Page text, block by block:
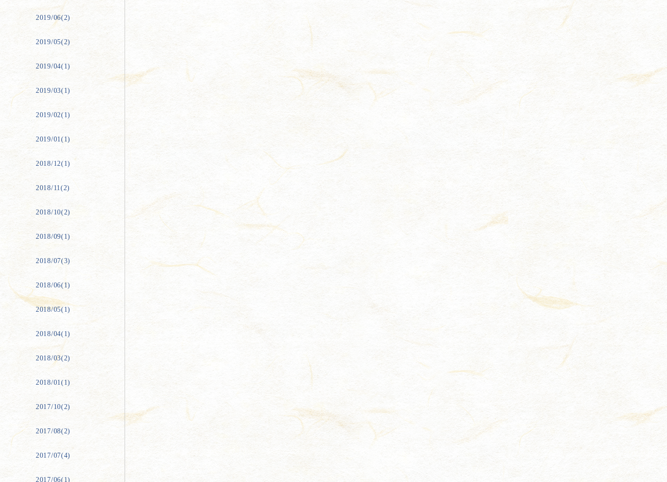
2019/06(2)
2019/05(2)
2019/04(1)
2019/03(1)
2019/02(1)
2019/01(1)
2018/12(1)
2018/11(2)
2018/10(2)
2018/09(1)
2018/07(3)
2018/06(1)
2018/05(1)
2018/04(1)
2018/03(2)
2018/01(1)
2017/10(2)
2017/08(2)
2017/07(4)
2017/06(1)